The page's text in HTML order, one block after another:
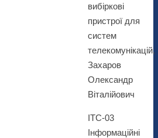
вибіркові
пристрої для
систем
телекомунікацій,
Захаров
Олександр
Віталійович
ІТС-03
Інформаційні